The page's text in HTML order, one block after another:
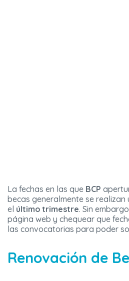
La fechas en las que BCP
becas generalmente se
el último trimestre. Sin
página web y chequear que
las convocatorias para poder
Renovación de